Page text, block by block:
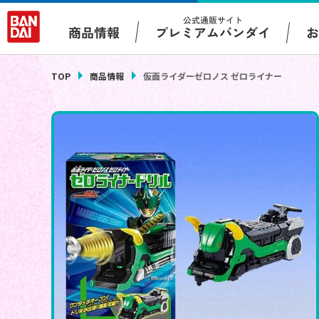
商品情報
公式通販サイト
プレミアムバンダイ
TOP 商品情報 仮面ライダーゼロノス ゼロライナー